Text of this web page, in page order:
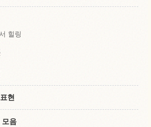
힐링
현
모음